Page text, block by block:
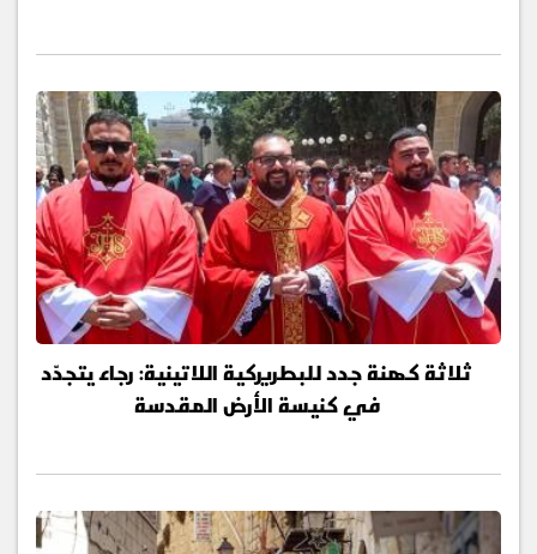
ثلاثة كهنة جدد للبطريركية اللاتينية: رجاء يتجدّد
في كنيسة الأرض المقدسة